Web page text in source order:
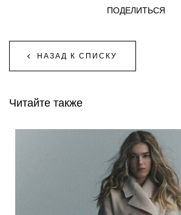
НАЗАД К СПИСКУ
ПОДЕЛИТЬСЯ
Читайте также